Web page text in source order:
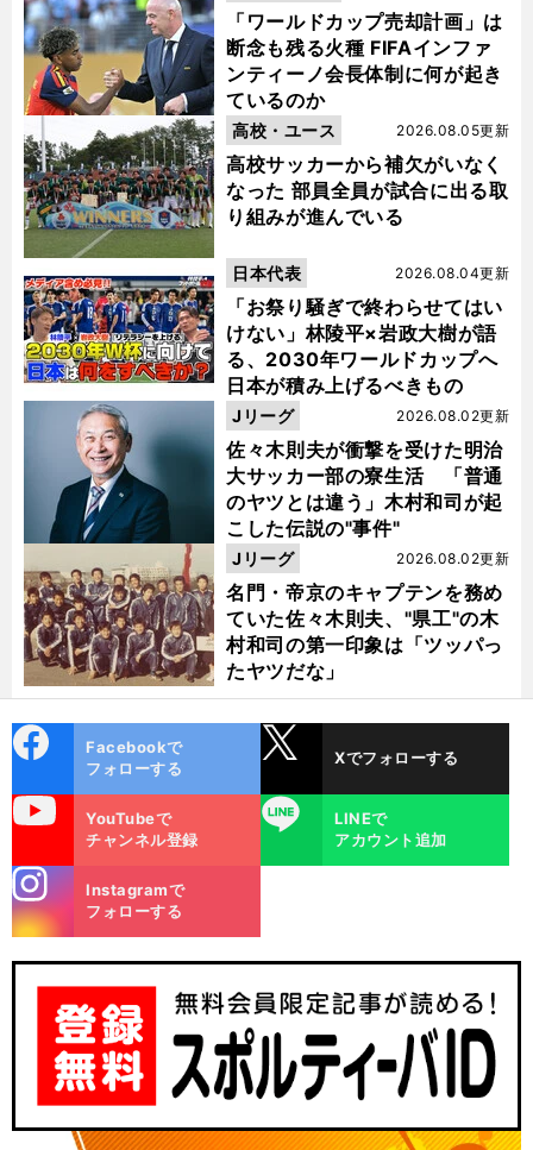
「ワールドカップ売却計画」は
断念も残る火種 FIFAインファ
ンティーノ会長体制に何が起き
ているのか
高校サッカーから補欠がいなく
なった 部員全員が試合に出る取
り組みが進んでいる
2026.08.05更新
高校・ユース
「お祭り騒ぎで終わらせてはい
けない」林陵平×岩政大樹が語
る、2030年ワールドカップへ
日本が積み上げるべきもの
2026.08.04更新
日本代表
佐々木則夫が衝撃を受けた明治
大サッカー部の寮生活 「普通
のヤツとは違う」木村和司が起
こした伝説の"事件"
2026.08.02更新
Jリーグ
名門・帝京のキャプテンを務め
ていた佐々木則夫、"県工"の木
村和司の第一印象は「ツッパっ
たヤツだな」
2026.08.02更新
Jリーグ
ok
Facebookで
フォローする
Xでフォローする
YouTubeで
チャンネル登録
LINE
LINEで
アカウント追加
m
Instagramで
フォローする